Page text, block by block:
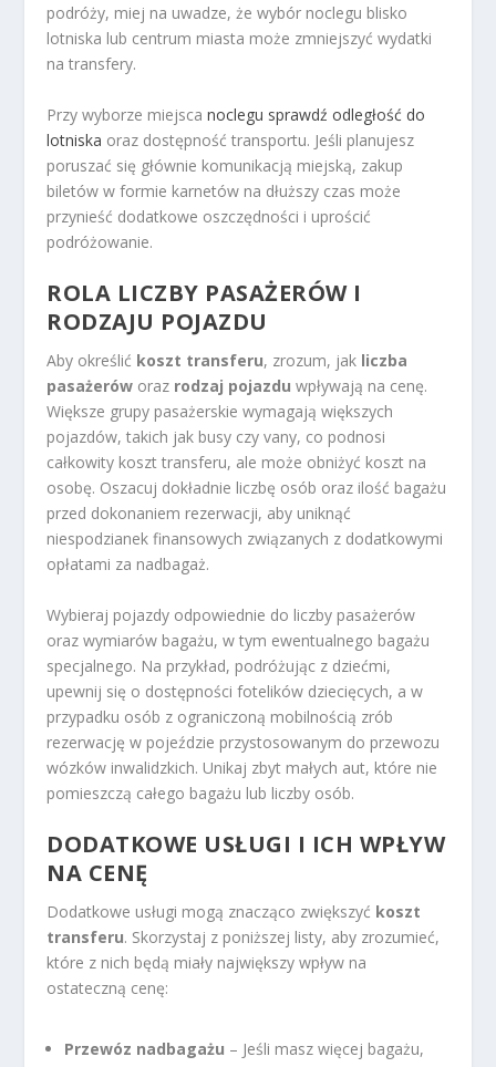
podróży, miej na uwadze, że wybór noclegu blisko
lotniska lub centrum miasta może zmniejszyć wydatki
na transfery.
Przy wyborze miejscanoclegu sprawdź odległość do
lotniska oraz dostępność transportu. Jeśli planujesz
poruszać się głównie komunikacją miejską, zakup
biletów w formie karnetów na dłuższy czas może
przynieść dodatkowe oszczędności i uprościć
podróżowanie.
ROLA LICZBY PASAŻERÓW I
RODZAJU POJAZDU
Aby określić koszt transferu, zrozum, jak liczba
pasażerów oraz rodzaj pojazdu wpływają na cenę.
Większe grupy pasażerskie wymagają większych
pojazdów, takich jak busy czy vany, co podnosi
całkowity koszt transferu, ale może obniżyć koszt na
osobę. Oszacuj dokładnie liczbę osób oraz ilość bagażu
przed dokonaniem rezerwacji, aby uniknąć
niespodzianek finansowych związanych z dodatkowymi
opłatami za nadbagaż.
Wybieraj pojazdy odpowiednie do liczby pasażerów
oraz wymiarów bagażu, w tym ewentualnego bagażu
specjalnego. Na przykład, podróżując z dziećmi,
upewnij się o dostępności fotelików dziecięcych, a w
przypadku osób z ograniczoną mobilnością zrób
rezerwację w pojeździe przystosowanym do przewozu
wózków inwalidzkich. Unikaj zbyt małych aut, które nie
pomieszczą całego bagażu lub liczby osób.
DODATKOWE USŁUGI I ICH WPŁYW
NA CENĘ
Dodatkowe usługi mogą znacząco zwiększyć koszt
transferu. Skorzystaj z poniższej listy, aby zrozumieć,
które z nich będą miały największy wpływ na
ostateczną cenę:
Przewóz nadbagażu – Jeśli masz więcej bagażu,